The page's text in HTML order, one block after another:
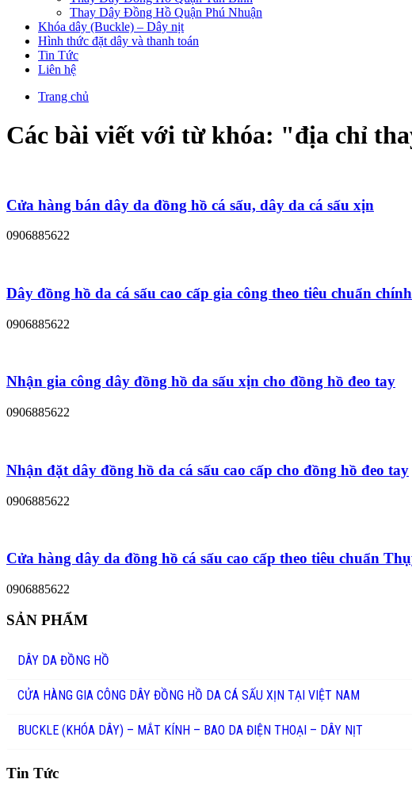
Thay Dây Đồng Hồ Quận Phú Nhuận
Khóa dây (Buckle) – Dây nịt
Hình thức đặt dây và thanh toán
Tin Tức
Liên hệ
Trang chủ
Các bài viết với từ khóa: "địa chỉ
Cửa hàng bán dây da đồng hồ cá sấu, dây da cá sấu xịn
0906885622
Dây đồng hồ da cá sấu cao cấp gia công theo tiêu chuẩn
0906885622
Nhận gia công dây đồng hồ da sấu xịn cho đồng hồ đeo tay
0906885622
Nhận đặt dây đồng hồ da cá sấu cao cấp cho đồng hồ đeo tay
0906885622
Cửa hàng dây da đồng hồ cá sấu cao cấp theo tiêu chuẩn
0906885622
SẢN PHẨM
DÂY DA ĐỒNG HỒ
CỬA HÀNG GIA CÔNG DÂY ĐỒNG HỒ DA CÁ SẤU XỊN TẠI VIỆT NAM
BUCKLE (KHÓA DÂY) – MẮT KÍNH – BAO DA ĐIỆN THOẠI – DÂY NỊT
Tin Tức